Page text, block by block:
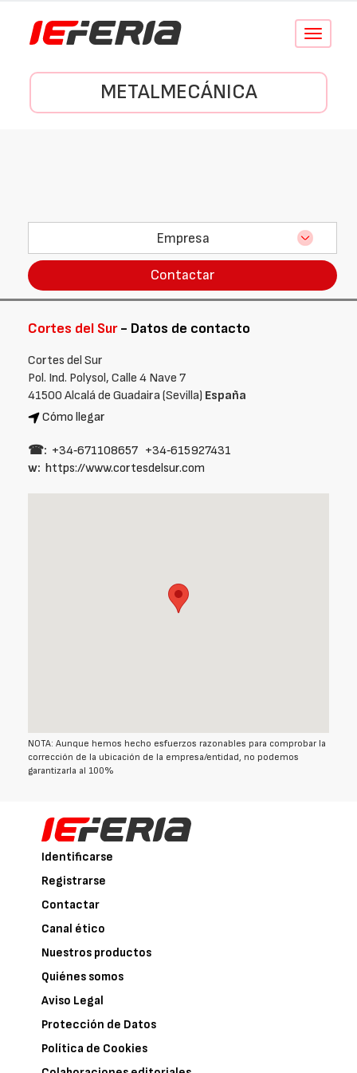
Conmutar
METALMECÁNICA
Empresa
Contactar
Cortes del Sur- Datos de contacto
Cortes del Sur
Pol. Ind. Polysol, Calle 4 Nave 7
41500 Alcalá de Guadaira (Sevilla) España
Cómo llegar
☎: +34‑671108657 +34‑615927431
w: https://www.cortesdelsur.com
NOTA: Aunque hemos hecho esfuerzos razonables para comprobar la
corrección de la ubicación de la empresa/entidad, no podemos
garantizarla al 100%
Identificarse
Registrarse
Contactar
Canal ético
Nuestros productos
Quiénes somos
Aviso Legal
Protección de Datos
Política de Cookies